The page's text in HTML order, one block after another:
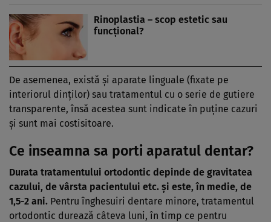
Rinoplastia – scop estetic sau
funcţional?
De asemenea, există şi aparate linguale (fixate pe
interiorul dinţilor) sau tratamentul cu o serie de gutiere
transparente, însă acestea sunt indicate în puţine cazuri
şi sunt mai costisitoare.
Ce inseamna sa porti aparatul dentar?
Durata tratamentului ortodontic depinde de gravitatea
cazului, de vârsta pacientului etc. şi este, în medie, de
1,5-2 ani. Pentru înghesuiri dentare minore, tratamentul
ortodontic durează câteva luni, în timp ce pentru